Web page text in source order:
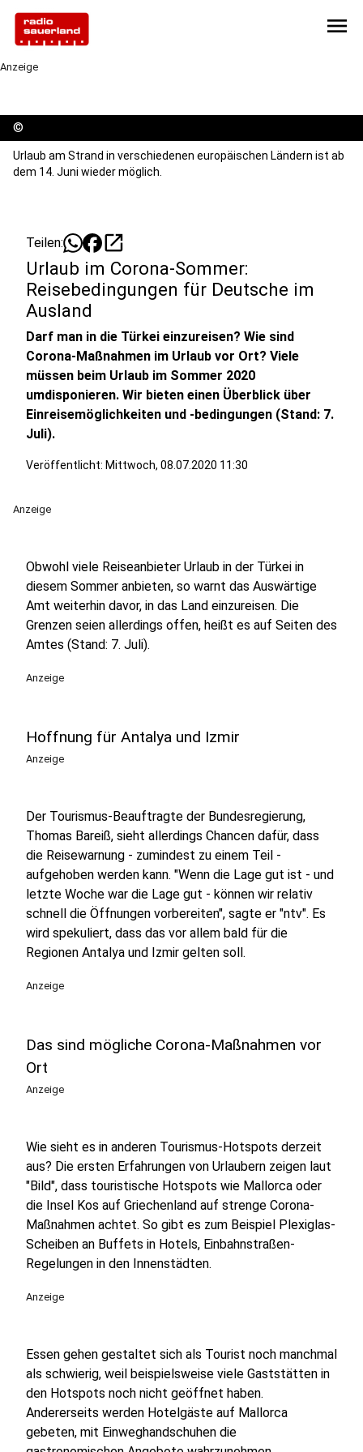
menu
Anzeige
©
Urlaub am Strand in verschiedenen europäischen Ländern ist ab
dem 14. Juni wieder möglich.
Teilen: open_in_new
Urlaub im Corona-Sommer:
Reisebedingungen für Deutsche im
Ausland
Darf man in die Türkei einzureisen? Wie sind
Corona-Maßnahmen im Urlaub vor Ort? Viele
müssen beim Urlaub im Sommer 2020
umdisponieren. Wir bieten einen Überblick über
Einreisemöglichkeiten und -bedingungen (Stand: 7.
Juli).
Veröffentlicht: Mittwoch, 08.07.2020 11:30
Anzeige
Obwohl viele Reiseanbieter Urlaub in der Türkei in
diesem Sommer anbieten, so warnt das Auswärtige
Amt weiterhin davor, in das Land einzureisen. Die
Grenzen seien allerdings offen, heißt es auf Seiten des
Amtes (Stand: 7. Juli).
Anzeige
Hoffnung für Antalya und Izmir
Anzeige
Der Tourismus-Beauftragte der Bundesregierung,
Thomas Bareiß, sieht allerdings Chancen dafür, dass
die Reisewarnung - zumindest zu einem Teil -
aufgehoben werden kann. "Wenn die Lage gut ist - und
letzte Woche war die Lage gut - können wir relativ
schnell die Öffnungen vorbereiten", sagte er "ntv". Es
wird spekuliert, dass das vor allem bald für die
Regionen Antalya und Izmir gelten soll.
Anzeige
Das sind mögliche Corona-Maßnahmen vor
Ort
Anzeige
Wie sieht es in anderen Tourismus-Hotspots derzeit
aus? Die ersten Erfahrungen von Urlaubern zeigen laut
"Bild", dass touristische Hotspots wie Mallorca oder
die Insel Kos auf Griechenland auf strenge Corona-
Maßnahmen achtet. So gibt es zum Beispiel Plexiglas-
Scheiben an Buffets in Hotels, Einbahnstraßen-
Regelungen in den Innenstädten.
Anzeige
Essen gehen gestaltet sich als Tourist noch manchmal
als schwierig, weil beispielsweise viele Gaststätten in
den Hotspots noch nicht geöffnet haben.
Andererseits werden Hotelgäste auf Mallorca
gebeten, mit Einweghandschuhen die